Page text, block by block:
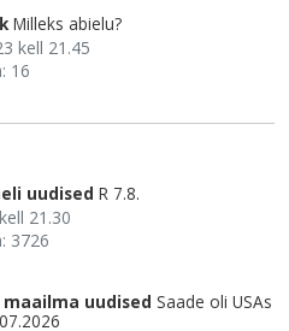
Milleks abielu?
kell 21.45
16
uudised R 7.8.
21.30
3726
uudised Saade oli USAs